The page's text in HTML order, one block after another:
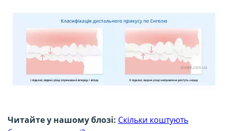
Читайте у нашому блозі: Скільки коштують